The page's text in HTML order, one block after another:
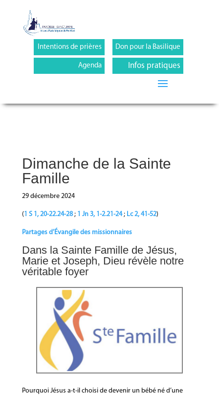
Intentions de prières
Agenda
Don pour la Basilique
Infos pratiques
Dimanche de la Sainte
Famille
29 décembre 2024
(1 S 1, 20-22.24-28; 1 Jn 3, 1-2.21-24; Lc 2, 41-52)
Partages d’Évangile des missionnaires
Dans la Sainte Famille de Jésus,
Marie et Joseph, Dieu révèle notre
véritable foyer
Pourquoi Jésus a-t-il choisi de devenir un bébé né d’une